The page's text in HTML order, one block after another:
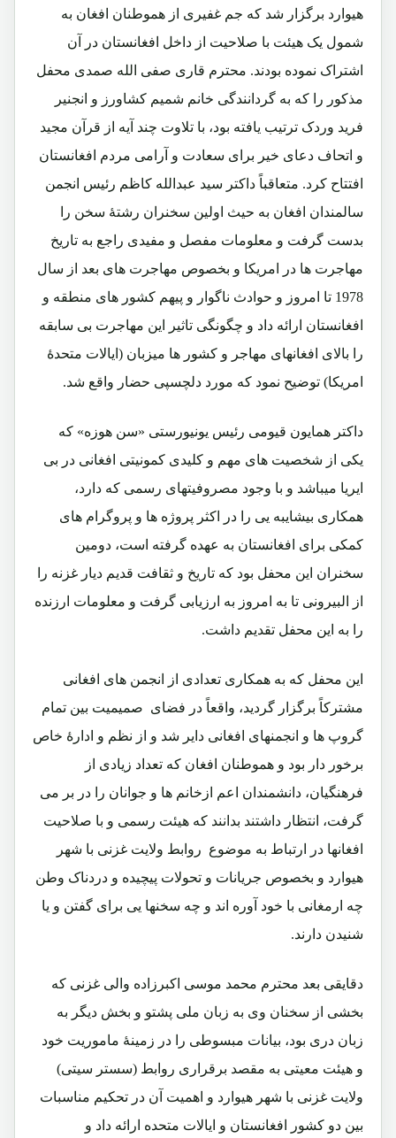
هیوارد برگزار شد که جم غفیری از هموطنان افغان به
شمول یک هیئت با صلاحیت از داخل افغانستان در آن
اشتراک نموده بودند. محترم قاری صفی الله صمدی محفل
مذکور را که به گردانندگی خانم شمیم کشاورز و انجنیر
فرید وردک ترتیب یافته بود، با تلاوت چند آیه از قرآن مجید
و اتحاف دعای خیر برای سعادت و آرامی مردم افغانستان
افتتاح کرد. متعاقباً داکتر سید عبدالله کاظم رئیس انجمن
سالمندان افغان به حیث اولین سخنران رشتۀ سخن را
بدست گرفت و معلومات مفصل و مفیدی راجع به تاریخ
مهاجرت ها در امریکا و بخصوص مهاجرت های بعد از سال
1978 تا امروز و حوادث ناگوار و پیهم کشور های منطقه و
افغانستان ارائه داد و چگونگی تاثیر این مهاجرت بی سابقه
را بالای افغانهای مهاجر و کشور ها میزبان (ایالات متحدۀ
امریکا) توضیح نمود که مورد دلچسپی حضار واقع شد.
داکتر همایون قیومی رئیس یونیورستی «سن هوزه» که
یکی از شخصیت های مهم و کلیدی کمونیتی افغانی در بی
ایریا میباشد و با وجود مصروفیتهای رسمی که دارد،
همکاری بیشایبه یی را در اکثر پروژه ها و پروگرام های
کمکی برای افغانستان به عهده گرفته است، دومین
سخنران این محفل بود که تاریخ و ثقافت قدیم دیار غزنه را
از البیرونی تا به امروز به ارزیابی گرفت و معلومات ارزنده
را به این محفل تقدیم داشت.
این محفل که به همکاری تعدادی از انجمن های افغانی
مشترکاً برگزار گردید، واقعاً در فضای صمیمیت بین تمام
گروپ ها و انجمنهای افغانی دایر شد و از نظم و ادارۀ خاص
برخور دار بود و هموطنان افغان که تعداد زیادی از
فرهنگیان، دانشمندان اعم ازخانم ها و جوانان را در بر می
گرفت، انتظار داشتند بدانند که هیئت رسمی و با صلاحیت
افغانها در ارتباط به موضوع روابط ولایت غزنی با شهر
هیوارد و بخصوص جریانات و تحولات پیچیده و دردناک وطن
چه ارمغانی با خود آوره اند و چه سخنها یی برای گفتن و یا
شنیدن دارند.
دقایقی بعد محترم محمد موسی اکبرزاده والی غزنی که
بخشی از سخنان وی به زبان ملی پشتو و بخش دیگر به
زبان دری بود، بیانات مبسوطی را در زمینۀ ماموریت خود
و هیئت معیتی به مقصد برقراری روابط (سستر سیتی)
ولایت غزنی با شهر هیوارد و اهمیت آن در تحکیم مناسبات
بین دو کشور افغانستان و ایالات متحده ارائه داد و